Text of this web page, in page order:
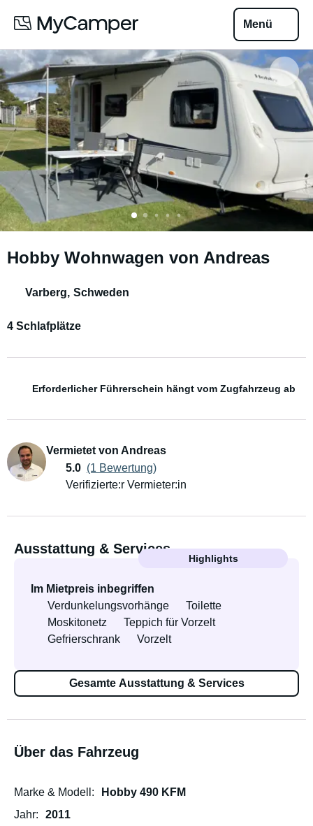
Menü
Hobby Wohnwagen von Andreas
Varberg, Schweden
4 Schlafplätze
Erforderlicher Führerschein hängt vom Zugfahrzeug ab
Vermietet von Andreas
5.0 (1 Bewertung)
Verifizierte:r Vermieter:in
Ausstattung & Services
Highlights
Im Mietpreis inbegriffen
Verdunkelungsvorhänge
Toilette
Moskitonetz
Teppich für Vorzelt
Gefrierschrank
Vorzelt
Gesamte Ausstattung & Services
Über das Fahrzeug
Marke & Modell
Hobby 490 KFM
Jahr
2011